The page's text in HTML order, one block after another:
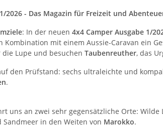
2026 - Das Magazin für Freizeit und
: In der neuen 4x4 Camper Ausgabe 1/
Kombination mit einem Aussie-Caravan ein
Lupe und besuchen Taubenreuther, das
den Prüfstand: sechs ultraleichte und
.
uns an zwei sehr gegensätzliche Orte: Wilde
in den Weiten von Marokko.